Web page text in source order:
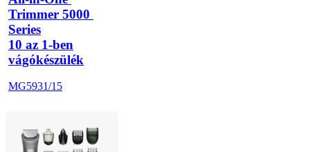
Trimmer 5000
Series
10 az 1-ben
vágókészülék
MG5931/15